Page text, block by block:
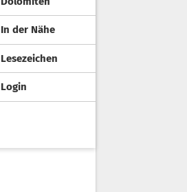
In der Nähe
Lesezeichen
Login